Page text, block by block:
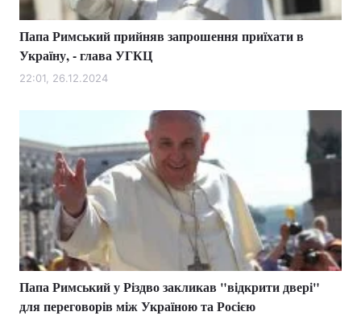
Папа Римський прийняв запрошення приїхати в
Україну, - глава УГКЦ
22:01, 26.12.2024
Папа Римський у Різдво закликав "відкрити двері"
для переговорів між Україною та Росією